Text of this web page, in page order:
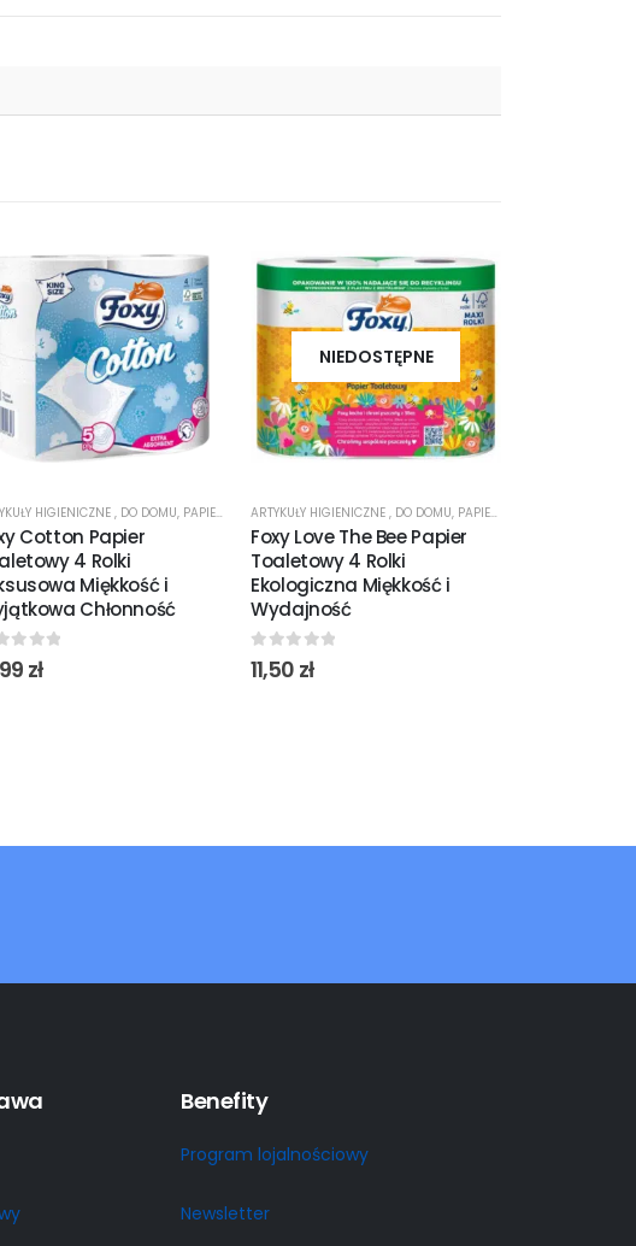
HIGIENICZNE , DO DOMU, PAPIER TOALETOWY
Cotton Papier
4 Rolki
Miękkość i
Chłonność
of 5
zł
NIEDOSTĘPNE
ARTYKUŁY HIGIENICZNE , DO DOMU, PAPIER TOALETOWY
Foxy Love The Bee Papier
Toaletowy 4 Rolki
Ekologiczna Miękkość i
Wydajność
0out of 5
11,50 zł
Benefity
Program lojalnościowy
Newsletter